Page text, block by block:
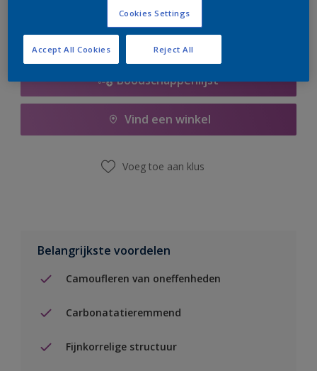
Boodschappenlijst
Vind een winkel
Voeg toe aan klus
Belangrijkste voordelen
Camoufleren van oneffenheden
Carbonatatieremmend
Fijnkorrelige structuur
Cookies Settings
Reject All
Accept All Cookies